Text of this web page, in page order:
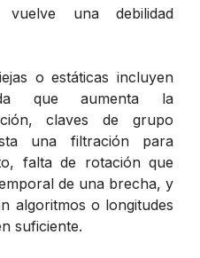
una debilidad
o estáticas incluyen
que aumenta la
claves de grupo
una filtración para
falta de rotación que
de una brecha, y
algoritmos o longitudes
suficiente.